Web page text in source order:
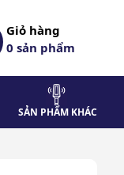
Giỏ hàng
0sản phẩm
SẢN PHẨM KHÁC